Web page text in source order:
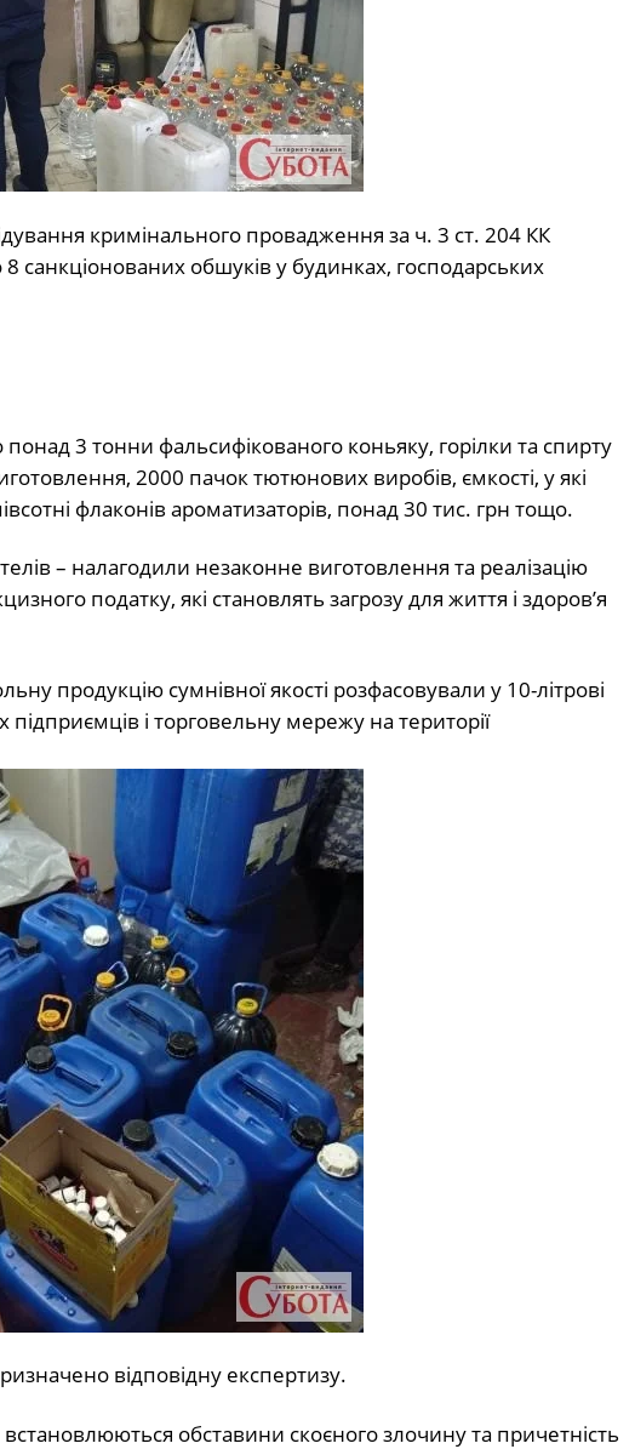
кримінального провадження за ч. 3 ст. 204 КК
санкціонованих обшуків у будинках, господарських
3 тонни фальсифікованого коньяку, горілки та спирту
2000 пачок тютюнових виробів, ємкості, у які
флаконів ароматизаторів, понад 30 тис. грн тощо.
– налагодили незаконне виготовлення та реалізацію
податку, які становлять загрозу для життя і здоров’я
продукцію сумнівної якості розфасовували у 10-літрові
і торговельну мережу на території
відповідну експертизу.
встановлюються обставини скоєного злочину та причетність